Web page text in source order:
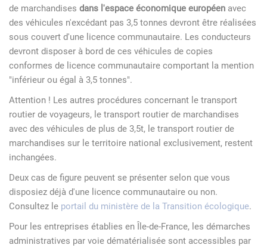
de marchandises dans l'espace économique européen avec
des véhicules n'excédant pas 3,5 tonnes devront être réalisées
sous couvert d'une licence communautaire. Les conducteurs
devront disposer à bord de ces véhicules de copies
conformes de licence communautaire comportant la mention
"inférieur ou égal à 3,5 tonnes".
Attention ! Les autres procédures concernant le transport
routier de voyageurs, le transport routier de marchandises
avec des véhicules de plus de 3,5t, le transport routier de
marchandises sur le territoire national exclusivement, restent
inchangées.
Deux cas de figure peuvent se présenter selon que vous
disposiez déjà d'une licence communautaire ou non.
Consultez le portail du ministère de la Transition écologique.
Pour les entreprises établies en Île-de-France, les démarches
administratives par voie dématérialisée sont accessibles par